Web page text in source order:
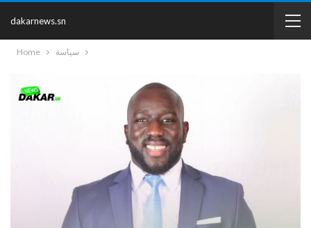
dakarnews.sn
Home سياسة